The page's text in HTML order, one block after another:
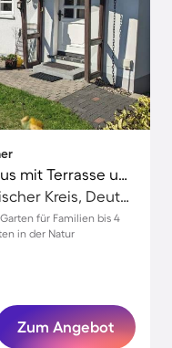
Kinderfreundliches Ferienhaus mit Terrasse und Garten
Odenthal, Rheinisch-Bergischer Kreis, Deutschland
für Familien bis 4
in der Natur
Zum Angebot